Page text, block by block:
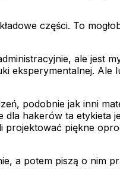
części. To
ale jest
eksperymentalnej.
podobnie jak inni
hakerów ta
piękne
a potem piszą o nim